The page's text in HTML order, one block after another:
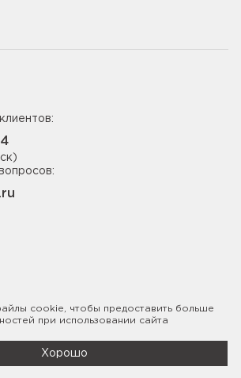
cookie , чтобы предоставить больше
при использовании сайта
Хорошо